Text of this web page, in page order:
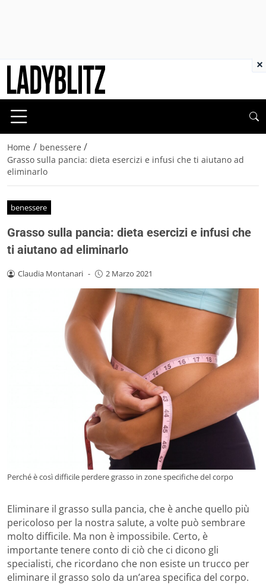
Home / benessere /
Grasso sulla pancia: dieta esercizi e infusi che ti aiutano ad
eliminarlo
benessere
Grasso sulla pancia: dieta esercizi e infusi che
ti aiutano ad eliminarlo
Claudia Montanari - 2 Marzo 2021
Perché è così difficile perdere grasso in zone specifiche del corpo
Eliminare il grasso sulla pancia, che è anche quello più
pericoloso per la nostra salute, a volte può sembrare
molto difficile. Ma non è impossibile. Certo, è
importante tenere conto di ciò che ci dicono gli
specialisti, che ricordano che non esiste un trucco per
eliminare il grasso solo da un’area specifica del corpo.
×